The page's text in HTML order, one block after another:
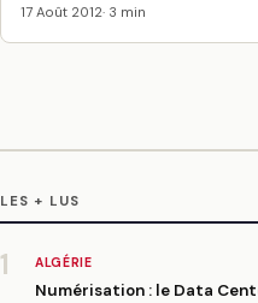
17 Août 2012· 3 min
LES + LUS
1 ALGÉRIE
Numérisation : le Data